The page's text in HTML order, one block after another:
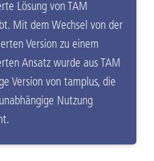
Lösung von TAM
Mit dem Wechsel von der
Version zu einem
Ansatz wurde aus TAM
Version von tamplus, die
Nutzung